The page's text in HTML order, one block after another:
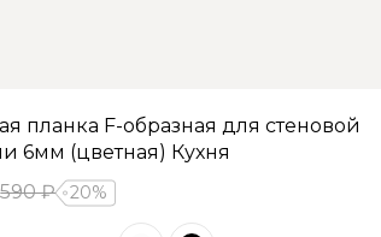
планка F-образная для стеновой
6мм (цветная) Кухня
590 ₽ 20%